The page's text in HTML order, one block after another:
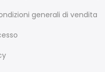
generali di vendita